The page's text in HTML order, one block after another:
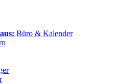
Büro & Kalender